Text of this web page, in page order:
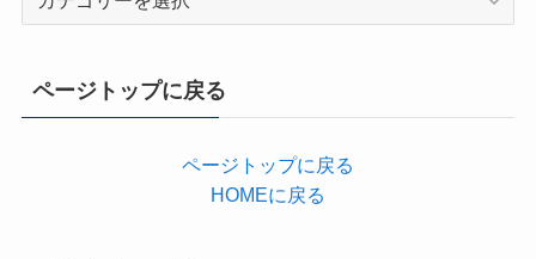
ページトップに戻る
ページトップに戻る
HOMEに戻る